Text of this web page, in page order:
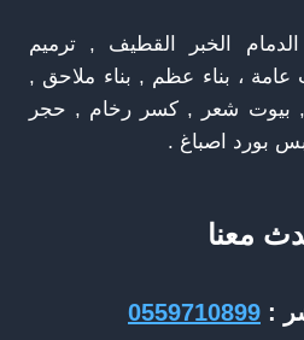
الخبر القطيف , ترميم
، بناء عظم , بناء ملاحق ,
, بيوت شعر , كسر رخام , حجر
بورد اصباغ .
معنا
:
0559710899